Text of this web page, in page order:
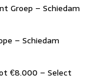
Groep – Schiedam
– Schiedam
€8.000 – Select